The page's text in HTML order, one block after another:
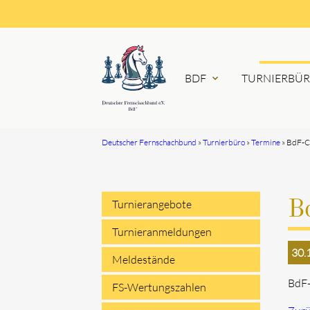
BDF expand_more
Deutscher Fernschachbund Turnierbüro Termine BdF-
Navigation
überspringen
Turnierangebote
Turnieranmeldungen
Meldestände
FS-Wertungszahlen